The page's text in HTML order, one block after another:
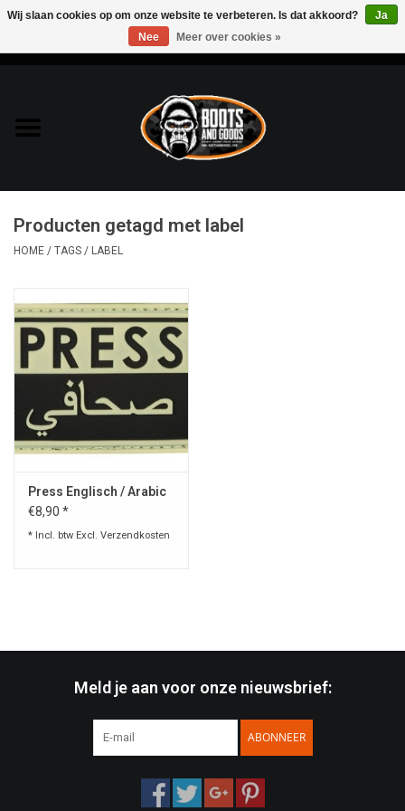
Bags & Packs
Bescherming
Messen & Multitools
Schoenen
Speelgoed
Survival
Producten getagd met label
HOME / TAGS / LABEL
Press Englisch / Arabic
€8,90 *
* Incl. btw Excl. Verzendkosten
Meld je aan voor onze nieuwsbrief:
ABONNEER
Wij slaan cookies op om onze website te verbeteren. Is dat akkoord?
Ja
Nee
Meer over cookies »